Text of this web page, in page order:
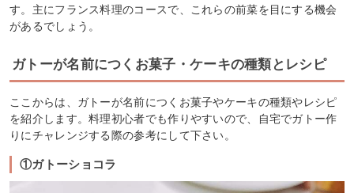
す。主にフランス料理のコースで、これらの前菜を目にする機会
があるでしょう。
ガトーが名前につくお菓子・ケーキの種類とレシピ
ここからは、ガトーが名前につくお菓子やケーキの種類やレシピ
を紹介します。料理初心者でも作りやすいので、自宅でガトー作
りにチャレンジする際の参考にして下さい。
①ガトーショコラ